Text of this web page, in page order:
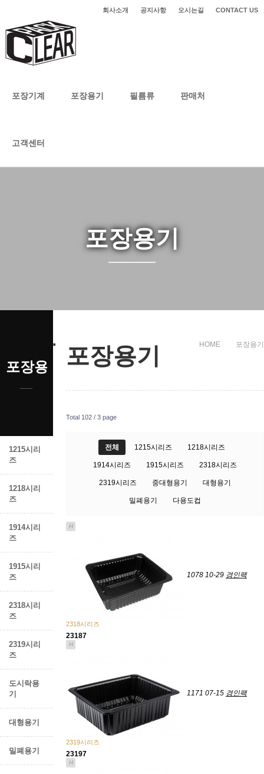
CONTACT US
오시는길
공지사항
회사소개
포장기계 포장용기 필름류 판매처
고객센터
포장용기
포장용기 HOME 포장용기
Total 102 / 3 page
전체 1215시리즈 1218시리즈
1914시리즈 1915시리즈 2318시리즈
2319시리즈 중대형용기 대형용기
밀폐용기 다용도컵
H
1078 10-29 경인팩
2318시리즈
23187
H
1171 07-15 경인팩
2319시리즈
23197
H
포장용기
1215시리
즈
1218시리
즈
1914시리
즈
1915시리
즈
2318시리
즈
2319시리
즈
도시락용
기
대형용기
밀폐용기